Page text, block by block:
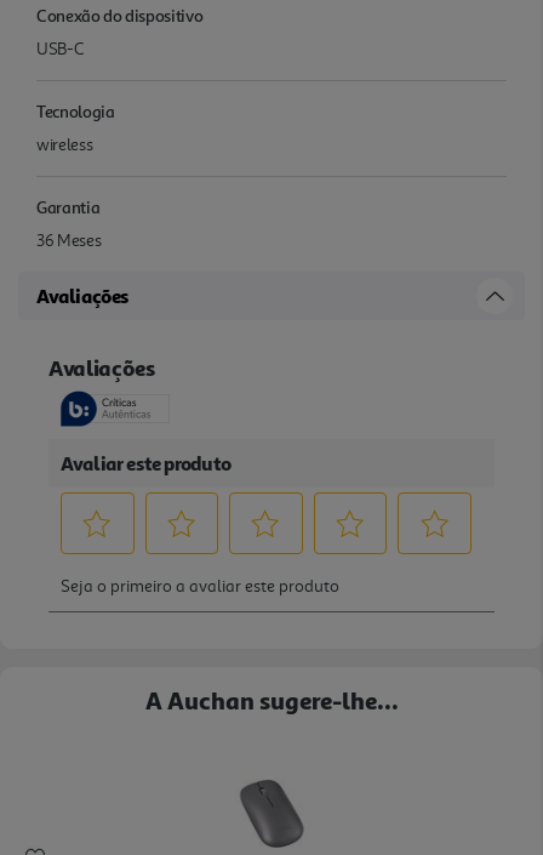
Conexão do dispositivo
USB-C
Tecnologia
wireless
Garantia
36 Meses
Avaliações
A Auchan sugere-lhe...